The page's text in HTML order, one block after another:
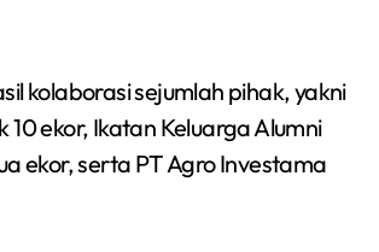
kolaborasi sejumlah pihak, yakni
ekor, Ikatan Keluarga Alumni
ekor, serta PT Agro Investama